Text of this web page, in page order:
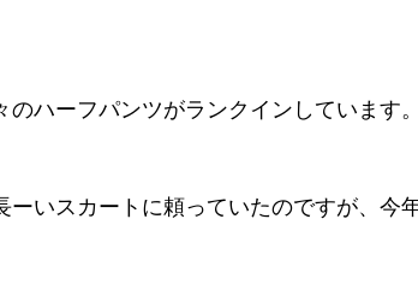
ハーフパンツがランクインしています。
いスカートに頼っていたのですが、今